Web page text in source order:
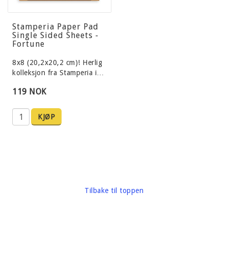
Stamperia Paper Pad
Single Sided Sheets -
Fortune
8x8 (20,2x20,2 cm)! Herlig
kolleksjon fra Stamperia i…
119 NOK
KJØP
Tilbake til toppen